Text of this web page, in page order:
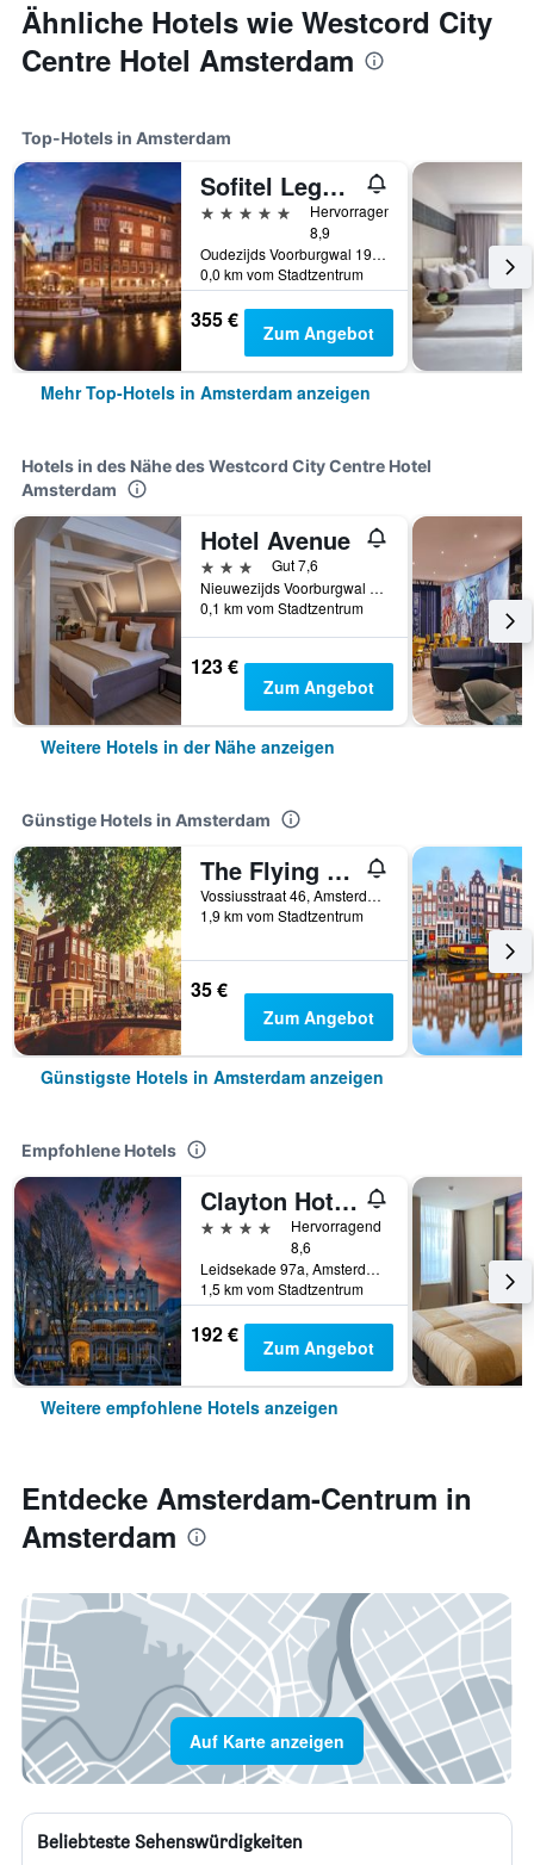
Ähnliche Hotels wie Westcord City
Centre Hotel Amsterdam
Top-Hotels in Amsterdam
Sofitel Legend The Grand Amsterdam
5 Sterne
Hervorragend
8,9
Oudezijds Voorburgwal 197, Amsterdam, Provinz Nordholland, Niederlande
0,0 km vom Stadtzentrum
355 € Zum Angebot
Mehr Top-Hotels in Amsterdam anzeigen
Hotels in des Nähe des Westcord City Centre Hotel
Amsterdam
Hotel Avenue
3 Sterne
Gut 7,6
Nieuwezijds Voorburgwal 33, Amsterdam, Provinz Nordholland, Niederlande
0,1 km vom Stadtzentrum
123 €
Zum Angebot
Weitere Hotels in der Nähe anzeigen
Günstige Hotels in Amsterdam
The Flying Pig Uptown Hostel
Vossiusstraat 46, Amsterdam, Provinz Nordholland, Niederlande
1,9 km vom Stadtzentrum
35 €
Zum Angebot
Günstigste Hotels in Amsterdam anzeigen
Empfohlene Hotels
Clayton Hotel Amsterdam American
4 Sterne
Hervorragend
8,6
Leidsekade 97a, Amsterdam, Provinz Nordholland, Niederlande
1,5 km vom Stadtzentrum
192 € Zum Angebot
Weitere empfohlene Hotels anzeigen
Entdecke Amsterdam-Centrum in
Amsterdam
Auf Karte anzeigen
Beliebteste Sehenswürdigkeiten